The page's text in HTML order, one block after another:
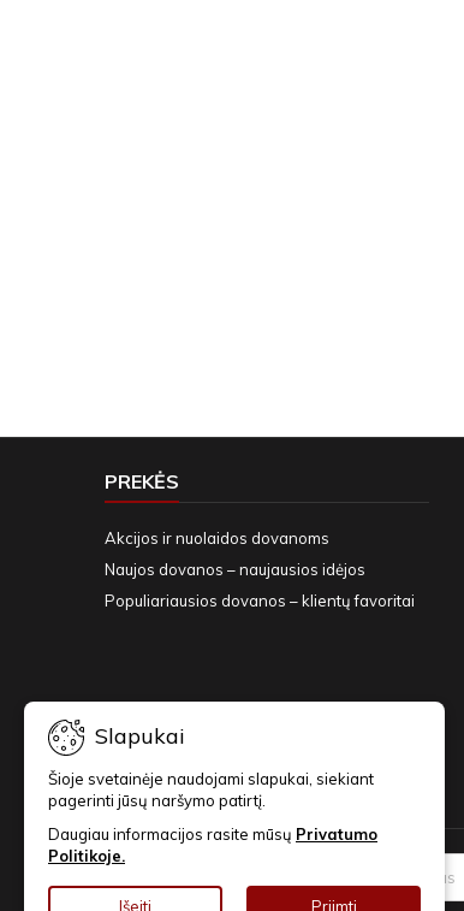
PREKĖS
Akcijos ir nuolaidos dovanoms
Naujos dovanos – naujausios idėjos
Populiariausios dovanos – klientų favoritai
Slapukai
Šioje svetainėje naudojami slapukai, siekiant
pagerinti jūsų naršymo patirtį.
Daugiau informacijos rasite mūsų Privatumo
Politikoje.
Išeiti Priimti